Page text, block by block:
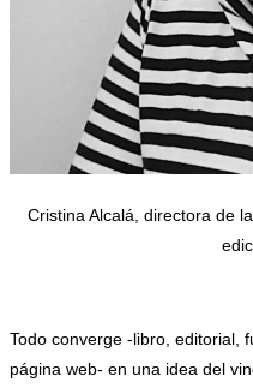
Cristina Alcalá, directora de
Todo converge -libro, editorial,
página web- en una idea del